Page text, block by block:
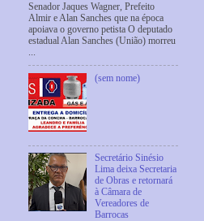
Senador Jaques Wagner, Prefeito
Almir e Alan Sanches que na época
apoiava o governo petista O deputado
estadual Alan Sanches (União) morreu
...
(sem nome)
Secretário Sinésio
Lima deixa Secretaria
de Obras e retornará
à Câmara de
Vereadores de
Barrocas